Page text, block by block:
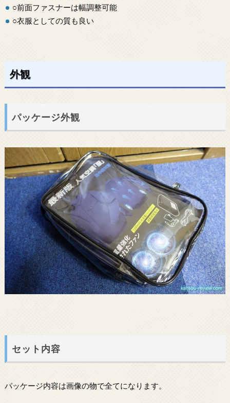
○前面ファスナーは幅調整可能
○衣服としての質も良い
外観
パッケージ外観
セット内容
パッケージ内容は画像の物で全てになります。